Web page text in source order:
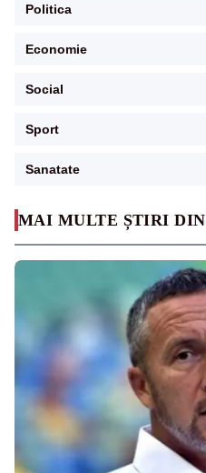
MAI MULTE ȘTIRI DIN
Politica
Economie
Social
Sport
Sanatate